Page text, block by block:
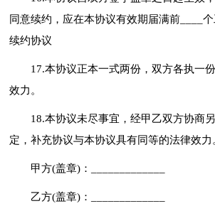
同意续约，应在本协议有效期届满前____
续约协议
17.本协议正本一式两份，双方各执一
效力。
18.本协议未尽事宜，经甲乙双方协商
定，补充协议与本协议具有同等的法律效力
甲方(盖章)：_____________
乙方(盖章)：_____________